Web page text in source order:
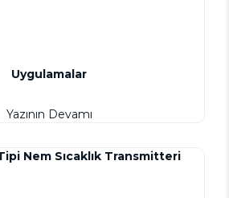
Uygulamalar
Yazının Devamı
Nem Sıcaklık Transmitteri